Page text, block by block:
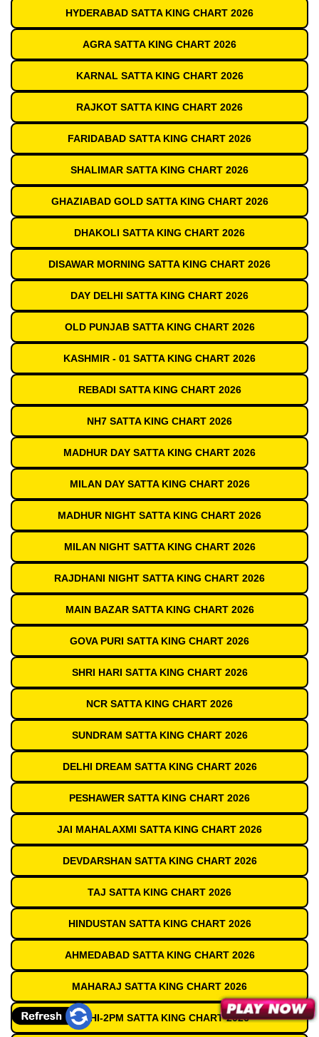
HYDERABAD SATTA KING CHART 2026
AGRA SATTA KING CHART 2026
KARNAL SATTA KING CHART 2026
RAJKOT SATTA KING CHART 2026
FARIDABAD SATTA KING CHART 2026
SHALIMAR SATTA KING CHART 2026
GHAZIABAD GOLD SATTA KING CHART 2026
DHAKOLI SATTA KING CHART 2026
DISAWAR MORNING SATTA KING CHART 2026
DAY DELHI SATTA KING CHART 2026
OLD PUNJAB SATTA KING CHART 2026
KASHMIR - 01 SATTA KING CHART 2026
REBADI SATTA KING CHART 2026
NH7 SATTA KING CHART 2026
MADHUR DAY SATTA KING CHART 2026
MILAN DAY SATTA KING CHART 2026
MADHUR NIGHT SATTA KING CHART 2026
MILAN NIGHT SATTA KING CHART 2026
RAJDHANI NIGHT SATTA KING CHART 2026
MAIN BAZAR SATTA KING CHART 2026
GOVA PURI SATTA KING CHART 2026
SHRI HARI SATTA KING CHART 2026
NCR SATTA KING CHART 2026
SUNDRAM SATTA KING CHART 2026
DELHI DREAM SATTA KING CHART 2026
PESHAWER SATTA KING CHART 2026
JAI MAHALAXMI SATTA KING CHART 2026
DEVDARSHAN SATTA KING CHART 2026
TAJ SATTA KING CHART 2026
HINDUSTAN SATTA KING CHART 2026
AHMEDABAD SATTA KING CHART 2026
MAHARAJ SATTA KING CHART 2026
DELHI-2PM SATTA KING CHART 2026